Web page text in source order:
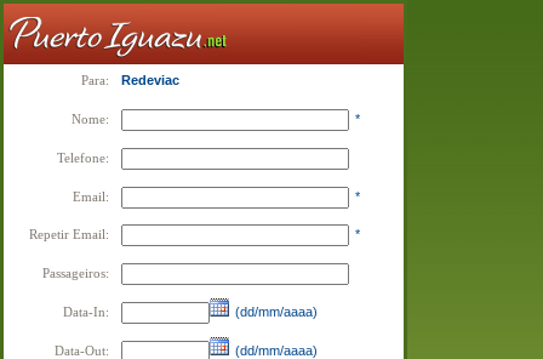
Para: Redeviac
Nome: *
Telefone:
Email: *
Repetir Email: *
Passageiros:
Data-In: (dd/mm/aaaa)
Data-Out: (dd/mm/aaaa)